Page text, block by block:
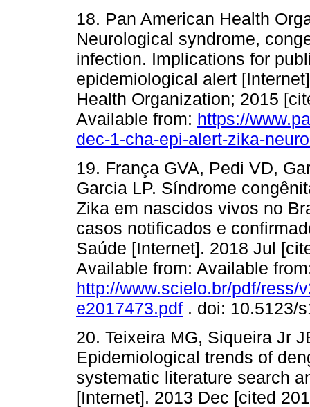
18. Pan American Health
Neurological syndrome,
infection. Implications for
epidemiological alert
Health Organization; 2015
Available from: https://
dec-1-cha-epi-alert-zika-
19. França GVA, Pedi VD,
Garcia LP. Síndrome
Zika em nascidos vivos no
casos notificados e
Saúde [Internet]. 2018 Jul
Available from: Available
http://www.scielo.br/pdf/ress/
e2017473.pdf . doi: 10.5123/
20. Teixeira MG, Siqueira Jr
Epidemiological trends of
systematic literature search
[Internet]. 2013 Dec [cited